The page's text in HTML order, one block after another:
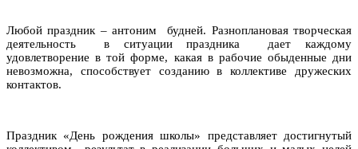
Любой праздник – антоним будней. Разноплановая творческая
деятельность в ситуации праздника дает каждому
удовлетворение в той форме, какая в рабочие обыденные дни
невозможна, способствует созданию в коллективе дружеских
контактов.
Праздник «День рождения школы» представляет достигнутый